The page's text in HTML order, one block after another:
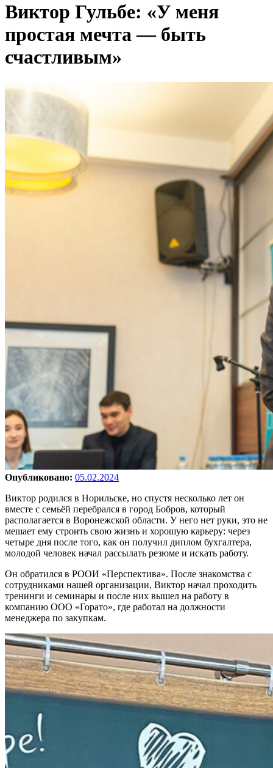
Виктор Гульбе: «У меня
простая мечта — быть
счастливым»
Опубликовано: 05.02.2024
Виктор родился в Норильске, но спустя несколько лет он
вместе с семьёй перебрался в город Бобров, который
располагается в Воронежской области. У него нет руки, это не
мешает ему строить свою жизнь и хорошую карьеру: через
четыре дня после того, как он получил диплом бухгалтера,
молодой человек начал рассылать резюме и искать работу.
Он обратился в РООИ «Перспектива». После знакомства с
сотрудниками нашей организации, Виктор начал проходить
тренинги и семинары и после них вышел на работу в
компанию ООО «Горато», где работал на должности
менеджера по закупкам.